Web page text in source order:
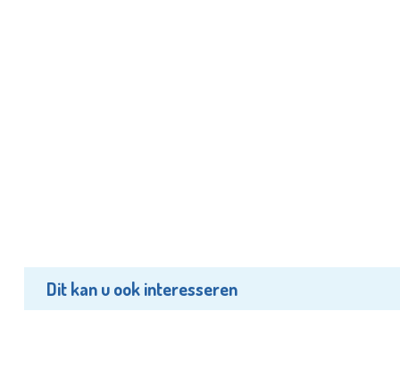
Dit kan u ook interesseren